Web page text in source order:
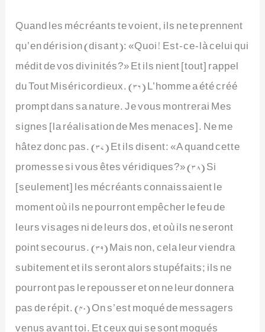
Quand les mécréants te voient, ils ne te prennent
qu’en dérision (disant): «Quoi! Est-ce-là celui qui
médit de vos divinités?» Et ils nient [tout] rappel
du Tout Miséricordieux. (36) L’homme a été créé
prompt dans sa nature. Je vous montrerai Mes
signes [la réalisation de Mes menaces]. Ne me
hâtez donc pas. (37) Et ils disent: «A quand cette
promesse si vous êtes véridiques?» (38) Si
[seulement] les mécréants connaissaient le
moment où ils ne pourront empêcher le feu de
leurs visages ni de leurs dos, et où ils ne seront
point secourus. (39) Mais non, cela leur viendra
subitement et ils seront alors stupéfaits; ils ne
pourront pas le repousser et on ne leur donnera
pas de répit. (40) On s’est moqué de messagers
venus avant toi. Et ceux qui se sont moqués